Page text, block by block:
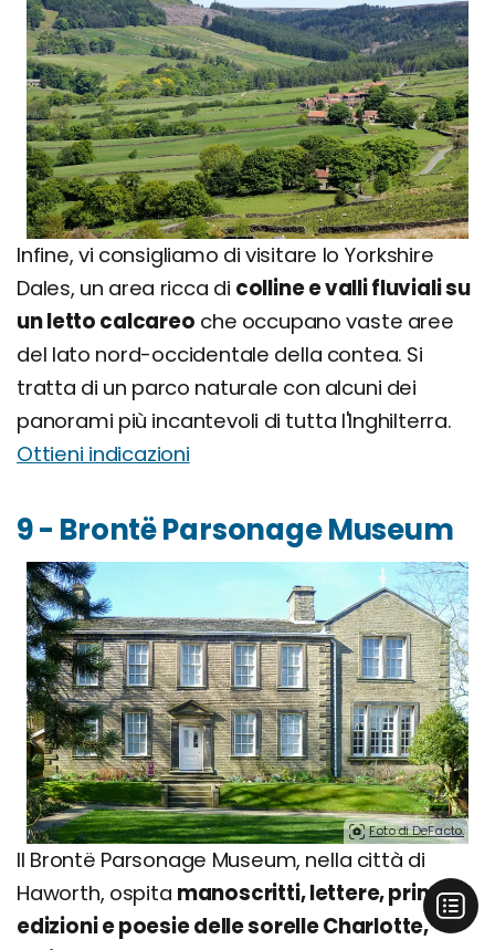
Infine, vi consigliamo di visitare lo Yorkshire
Dales, un area ricca di colline e valli fluviali su
un letto calcareo che occupano vaste aree
del lato nord-occidentale della contea. Si
tratta di un parco naturale con alcuni dei
panorami più incantevoli di tutta l'Inghilterra.
Ottieni indicazioni
9 - Brontë Parsonage Museum
Foto di DeFacto.
Il Brontë Parsonage Museum, nella città di
Haworth, ospita manoscritti, lettere, prime
edizioni e poesie delle sorelle Charlotte,